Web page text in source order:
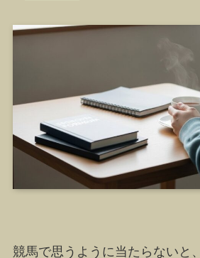
競馬で思うように当たらないと